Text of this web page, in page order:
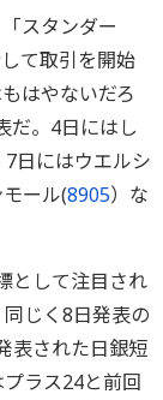
スタンダー
て取引を開始
はやないだろ
だ。4日にはし
7日にはウエルシ
ール(8905）な
として注目され
じく8日発表の
表された日銀短
ラス24と前回